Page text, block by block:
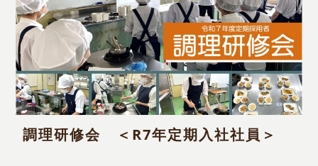
調理研修会 ＜R7年定期入社社員＞